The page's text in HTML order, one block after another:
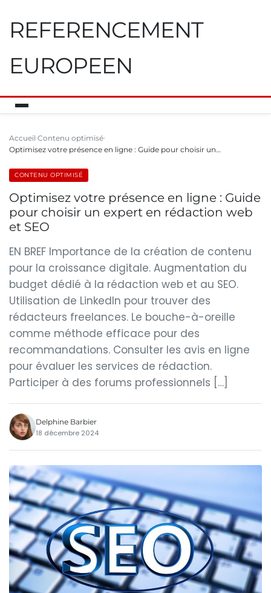
REFERENCEMENT
EUROPEEN
Accueil Contenu optimisé
Optimisez votre présence en ligne : Guide pour choisir un…
CONTENU OPTIMISÉ
Optimisez votre présence en ligne : Guide
pour choisir un expert en rédaction web
et SEO
EN BREF Importance de la création de contenu
pour la croissance digitale. Augmentation du
budget dédié à la rédaction web et au SEO.
Utilisation de LinkedIn pour trouver des
rédacteurs freelances. Le bouche-à-oreille
comme méthode efficace pour des
recommandations. Consulter les avis en ligne
pour évaluer les services de rédaction.
Participer à des forums professionnels […]
Delphine Barbier
18 décembre 2024